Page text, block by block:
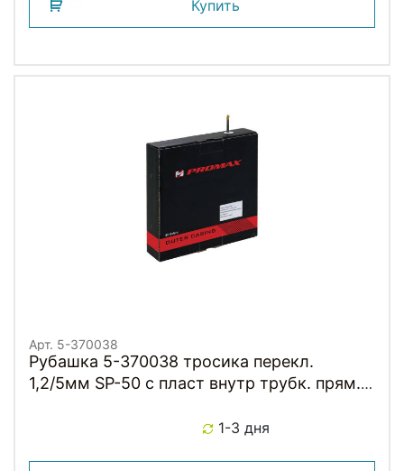
Купить
Арт. 5-370038
Рубашка 5-370038 тросика перекл.
1,2/5мм SP-50 с пласт внутр трубк. прям.
1-3 дня